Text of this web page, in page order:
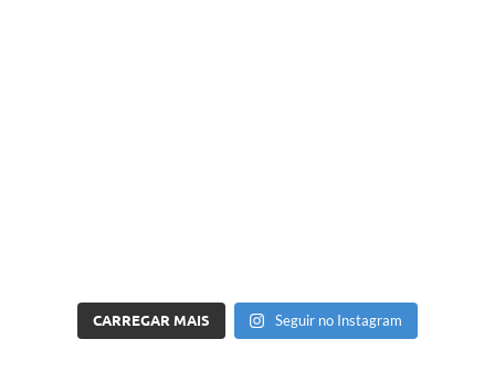
CARREGAR MAIS Seguir no Instagram